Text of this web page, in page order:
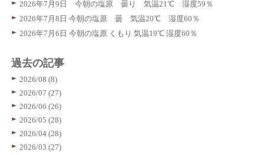
2026年7月9日 今朝の塩原 曇り 気温21℃ 湿度59％
2026年7月8日 今朝の塩原 曇 気温20℃ 湿度60％
2026年7月6日 今朝の塩原 くもり 気温19℃ 湿度60％
過去の記事
2026/08 (8)
2026/07 (27)
2026/06 (26)
2026/05 (28)
2026/04 (28)
2026/03 (27)